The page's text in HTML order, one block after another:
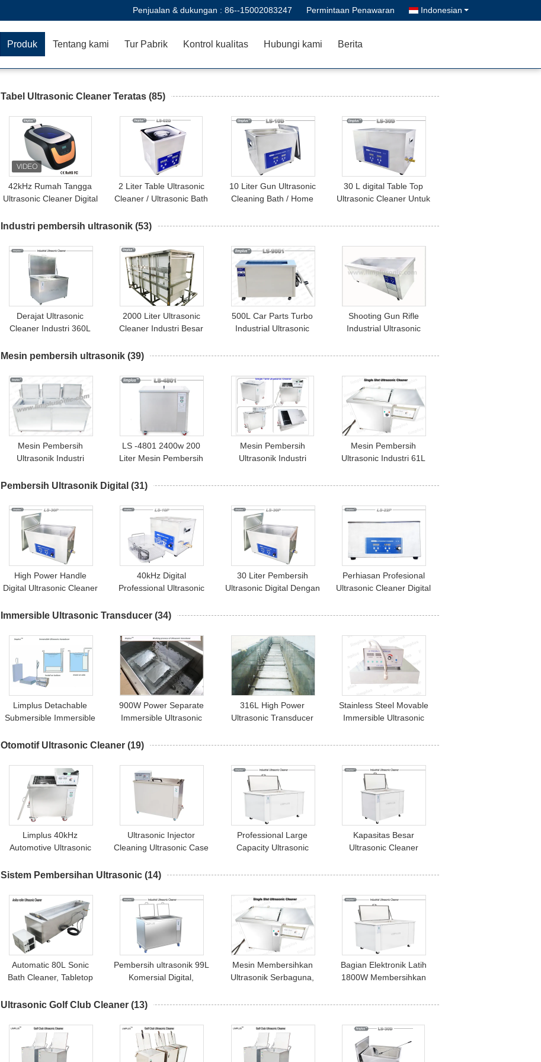
Penjualan & dukungan : 86--15002083247 Permintaan Penawaran Indonesian
Produk Tentang kami Tur Pabrik Kontrol kualitas Hubungi kami Berita
Tabel Ultrasonic Cleaner Teratas (85)
42kHz Rumah Tangga
Ultrasonic Cleaner Digital
Dengan 5 Siklus Timer
2 Liter Table Ultrasonic
Cleaner / Ultrasonic Bath
10 Liter Gun Ultrasonic
Cleaning Bath / Home
30 L digital Table Top
Ultrasonic Cleaner Untuk
Industri pembersih ultrasonik (53)
Derajat Ultrasonic
Cleaner Industri 360L
dan Permukaan Minyak
2000 Liter Ultrasonic
Cleaner Industri Besar
Pesawat Degrease
500L Car Parts Turbo
Industrial Ultrasonic
Shooting Gun Rifle
Industrial Ultrasonic
Mesin pembersih ultrasonik (39)
Mesin Pembersih
Ultrasonik Industri
Dengan Rinsing Drying
LS -4801 2400w 200
Liter Mesin Pembersih
Particulate Filters
Mesin Pembersih
Ultrasonik Industri
Degrease
Mesin Pembersih
Ultrasonic Industri 61L
Pembersih Ultrasonik Digital (31)
High Power Handle
Digital Ultrasonic Cleaner
Finishing
40kHz Digital
Professional Ultrasonic
Instrumen Bedah
30 Liter Pembersih
Ultrasonic Digital Dengan
Perhiasan Profesional
Ultrasonic Cleaner Digital
Immersible Ultrasonic Transducer (34)
Limplus Detachable
Submersible Immersible
Box dengan Tube Teflon
900W Power Separate
Immersible Ultrasonic
Degrease untuk Suku
316L High Power
Ultrasonic Transducer
Stainless Steel Movable
Immersible Ultrasonic
Otomotif Ultrasonic Cleaner (19)
Limplus 40kHz
Automotive Ultrasonic
Injector Cleaning with
Ultrasonic Injector
Cleaning Ultrasonic Case
Ultrasonic Dipanaskan
Seperasi
Professional Large
Capacity Ultrasonic
Control
Kapasitas Besar
Ultrasonic Cleaner
Sistem Pembersihan Ultrasonic (14)
Automatic 80L Sonic
Bath Cleaner, Tabletop
Carburetor
Pembersih ultrasonik 99L
Komersial Digital,
Ultrasonik Dengan
Mesin Membersihkan
Ultrasonik Serbaguna,
Bagian Elektronik Latih
1800W Membersihkan
Ultrasonic Golf Club Cleaner (13)